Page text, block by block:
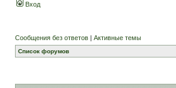
Вход
Сообщения без ответов | Активные темы
Список форумов